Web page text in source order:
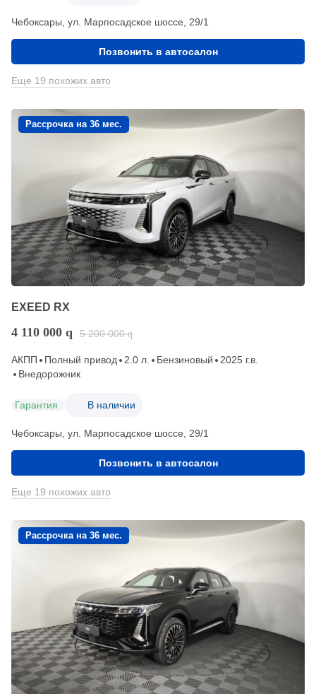
Чебоксары, ул. Марпосадское шоссе, 29/1
Позвонить в автосалон
Еще 19 похожих авто
Рассрочка на 36 мес.
EXEED RX
4 110 000 q 5 200 000 q
АКПП Полный привод 2.0 л. Бензиновый
2025 г.в.
Внедорожник
Гарантия В наличии
Чебоксары, ул. Марпосадское шоссе, 29/1
Позвонить в автосалон
Еще 19 похожих авто
Рассрочка на 36 мес.